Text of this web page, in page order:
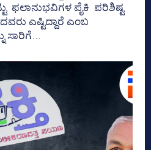
ಪೈಕಿ ಪರಿಶಿಷ್ಟ
ಎಷ್ಟಿದ್ದಾರೆ ಎಂಬ
ಸಾರಿಗೆ...